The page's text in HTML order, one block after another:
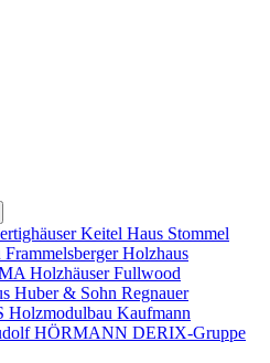
Keitel Haus Stommel
Frammelsberger Holzhaus
HolzhäuserFullwood
Huber & Sohn Regnauer
Holzmodulbau Kaufmann
HÖRMANN DERIX-Gruppe